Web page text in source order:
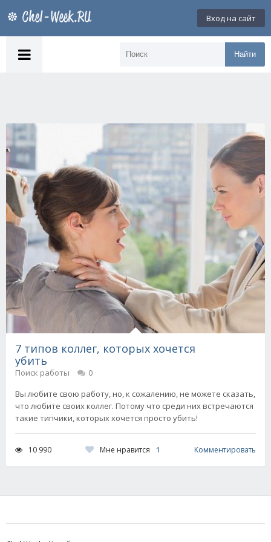
Вход на сайт
Найти
7 типов коллег, которых хочется
убить
Поиск работы
0
Вы любите свою работу, но, к сожалению, не можете сказать,
что любите своих коллег. Потому что среди них встречаются
такие типчики, которых хочется просто убить!
10 990 Мне нравится 1 Комментировать